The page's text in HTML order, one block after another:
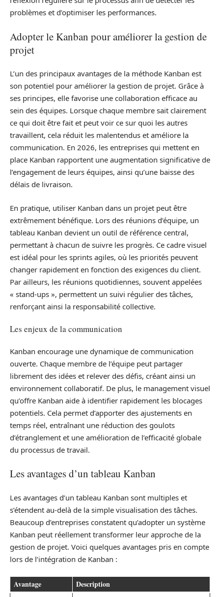
problèmes et d’optimiser les performances.
Adopter le Kanban pour améliorer la gestion de
projet
L’un des principaux avantages de la méthode Kanban est
son potentiel pour améliorer la gestion de projet. Grâce à
ses principes, elle favorise une collaboration efficace au
sein des équipes. Lorsque chaque membre sait clairement
ce qui doit être fait et peut voir ce sur quoi les autres
travaillent, cela réduit les malentendus et améliore la
communication. En 2026, les entreprises qui mettent en
place Kanban rapportent une augmentation significative de
l’engagement de leurs équipes, ainsi qu’une baisse des
délais de livraison.
En pratique, utiliser Kanban dans un projet peut être
extrêmement bénéfique. Lors des réunions d’équipe, un
tableau Kanban devient un outil de référence central,
permettant à chacun de suivre les progrès. Ce cadre visuel
est idéal pour les sprints agiles, où les priorités peuvent
changer rapidement en fonction des exigences du client.
Par ailleurs, les réunions quotidiennes, souvent appelées
« stand-ups », permettent un suivi régulier des tâches,
renforçant ainsi la responsabilité collective.
Les enjeux de la communication
Kanban encourage une dynamique de communication
ouverte. Chaque membre de l’équipe peut partager
librement des idées et relever des défis, créant ainsi un
environnement collaboratif. De plus, le management visuel
qu’offre Kanban aide à identifier rapidement les blocages
potentiels. Cela permet d’apporter des ajustements en
temps réel, entraînant une réduction des goulots
d’étranglement et une amélioration de l’efficacité globale
du processus de travail.
Les avantages d’un tableau Kanban
Les avantages d’un tableau Kanban sont multiples et
s’étendent au-delà de la simple visualisation des tâches.
Beaucoup d’entreprises constatent qu’adopter un système
Kanban peut réellement transformer leur approche de la
gestion de projet. Voici quelques avantages pris en compte
lors de l’intégration de Kanban :
Avantage Description